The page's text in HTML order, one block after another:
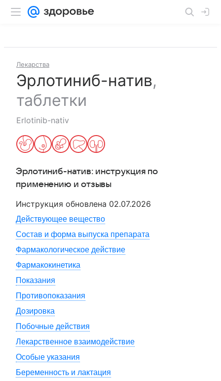
Лекарства
Эрлотиниб-натив,
таблетки
Erlotinib-nativ
Эрлотиниб-натив: инструкция по
применению и отзывы
Инструкция обновлена 02.07.2026
Действующее вещество
Состав и форма выпуска препарата
Фармакологическое действие
Фармакокинетика
Показания
Противопоказания
Дозировка
Побочные действия
Лекарственное взаимодействие
Особые указания
Беременность и лактация